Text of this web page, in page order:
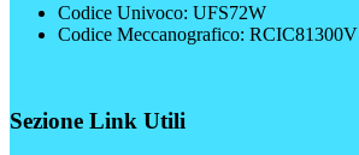
Codice Univoco: UFS72W
Codice Meccanografico: RCIC81300V
Sezione Link Utili